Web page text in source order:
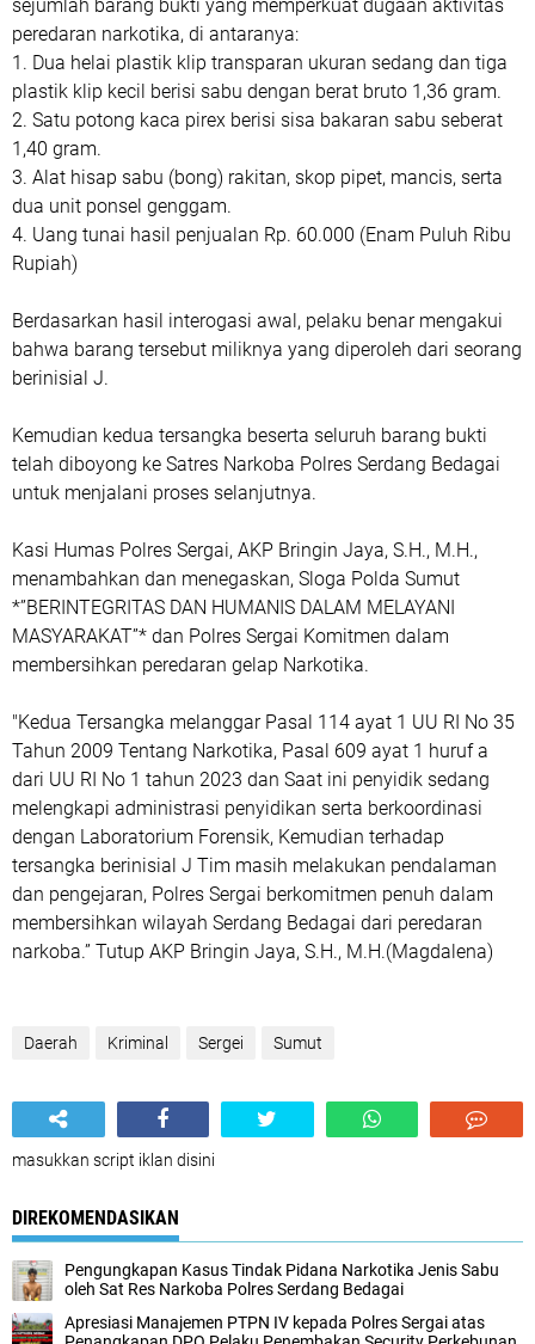
sejumlah barang bukti yang memperkuat dugaan aktivitas
peredaran narkotika, di antaranya:
1. Dua helai plastik klip transparan ukuran sedang dan tiga
plastik klip kecil berisi sabu dengan berat bruto 1,36 gram.
2. Satu potong kaca pirex berisi sisa bakaran sabu seberat
1,40 gram.
3. Alat hisap sabu (bong) rakitan, skop pipet, mancis, serta
dua unit ponsel genggam.
4. Uang tunai hasil penjualan Rp. 60.000 (Enam Puluh Ribu
Rupiah)
Berdasarkan hasil interogasi awal, pelaku benar mengakui
bahwa barang tersebut miliknya yang diperoleh dari seorang
berinisial J.
Kemudian kedua tersangka beserta seluruh barang bukti
telah diboyong ke Satres Narkoba Polres Serdang Bedagai
untuk menjalani proses selanjutnya.
Kasi Humas Polres Sergai, AKP Bringin Jaya, S.H., M.H.,
menambahkan dan menegaskan, Sloga Polda Sumut
*”BERINTEGRITAS DAN HUMANIS DALAM MELAYANI
MASYARAKAT”* dan Polres Sergai Komitmen dalam
membersihkan peredaran gelap Narkotika.
"Kedua Tersangka melanggar Pasal 114 ayat 1 UU RI No 35
Tahun 2009 Tentang Narkotika, Pasal 609 ayat 1 huruf a
dari UU RI No 1 tahun 2023 dan Saat ini penyidik sedang
melengkapi administrasi penyidikan serta berkoordinasi
dengan Laboratorium Forensik, Kemudian terhadap
tersangka berinisial J Tim masih melakukan pendalaman
dan pengejaran, Polres Sergai berkomitmen penuh dalam
membersihkan wilayah Serdang Bedagai dari peredaran
narkoba.” Tutup AKP Bringin Jaya, S.H., M.H.(Magdalena)
Daerah Kriminal Sergei Sumut
masukkan script iklan disini
DIREKOMENDASIKAN
Pengungkapan Kasus Tindak Pidana Narkotika Jenis Sabu
oleh Sat Res Narkoba Polres Serdang Bedagai
Apresiasi Manajemen PTPN IV kepada Polres Sergai atas